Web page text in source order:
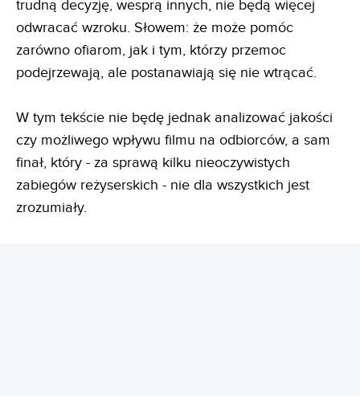
trudną decyzję, wesprą innych, nie będą więcej
odwracać wzroku. Słowem: że może pomóc
zarówno ofiarom, jak i tym, którzy przemoc
podejrzewają, ale postanawiają się nie wtrącać.
W tym tekście nie będę jednak analizować jakości
czy możliwego wpływu filmu na odbiorców, a sam
finał, który - za sprawą kilku nieoczywistych
zabiegów reżyserskich - nie dla wszystkich jest
zrozumiały.